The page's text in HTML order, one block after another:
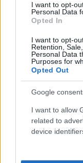
I want to opt-
Personal Data
Opted In
I want to opt-
Retention,
Personal Data
Purposes for
Opted Out
Google
I want to allow
related to
device
Ο Φάμελλος
Τεμπονέρα - Πόσο
14.02.2025 12:47